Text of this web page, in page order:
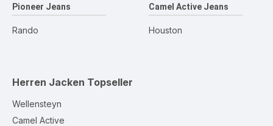
Pioneer Jeans
Rando
Camel Active Jeans
Houston
Herren Jacken Topseller
Wellensteyn
Camel Active